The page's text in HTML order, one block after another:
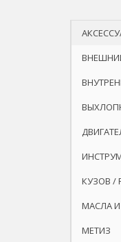
КУЗОВ /
МАСЛА
МЕТИЗ